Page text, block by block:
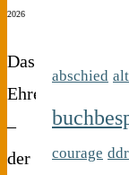
2026
Das
Ehrenamt
–
der
abschied
courage ddr